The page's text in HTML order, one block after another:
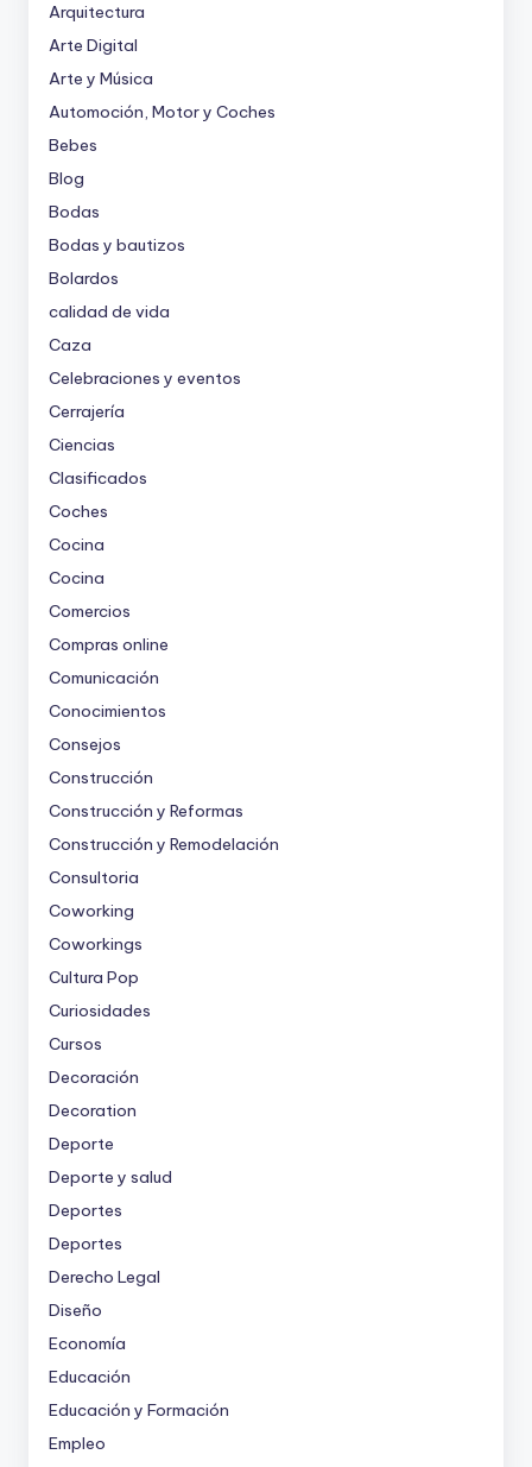
Arquitectura
Arte Digital
Arte y Música
Automoción, Motor y Coches
Bebes
Blog
Bodas
Bodas y bautizos
Bolardos
calidad de vida
Caza
Celebraciones y eventos
Cerrajería
Ciencias
Clasificados
Coches
Cocina
Cocina
Comercios
Compras online
Comunicación
Conocimientos
Consejos
Construcción
Construcción y Reformas
Construcción y Remodelación
Consultoria
Coworking
Coworkings
Cultura Pop
Curiosidades
Cursos
Decoración
Decoration
Deporte
Deporte y salud
Deportes
Deportes
Derecho Legal
Diseño
Economía
Educación
Educación y Formación
Empleo